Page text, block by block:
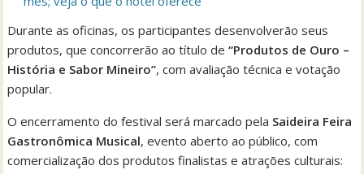
Durante as oficinas, os participantes desenvolverão seus
produtos, que concorrerão ao título de“Produtos de Ouro –
História e Sabor Mineiro”, com avaliação técnica e votação
popular.
O encerramento do festival será marcado pela Saideira Feira
Gastronômica Musical, evento aberto ao público, com
comercialização dos produtos finalistas e atrações culturais: